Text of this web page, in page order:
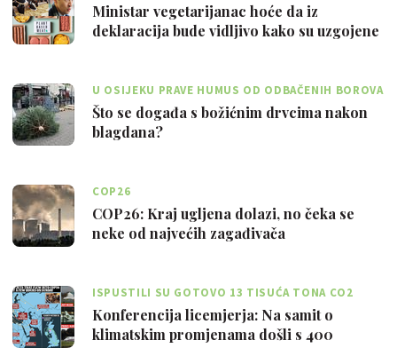
Ministar vegetarijanac hoće da iz
deklaracija bude vidljivo kako su uzgojene
U OSIJEKU PRAVE HUMUS OD ODBAČENIH BOROVA
Što se događa s božićnim drvcima nakon
blagdana?
COP26
COP26: Kraj ugljena dolazi, no čeka se
neke od najvećih zagađivača
ISPUSTILI SU GOTOVO 13 TISUĆA TONA CO2
Konferencija licemjerja: Na samit o
klimatskim promjenama došli s 400